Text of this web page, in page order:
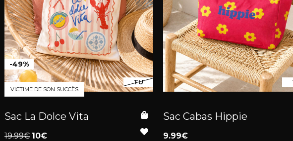
VICTIME DE SON SUCCÈS
TU
-49%
Sac La Dolce Vita
19.99€ 10€
Sac Cabas Hippie
9.99€